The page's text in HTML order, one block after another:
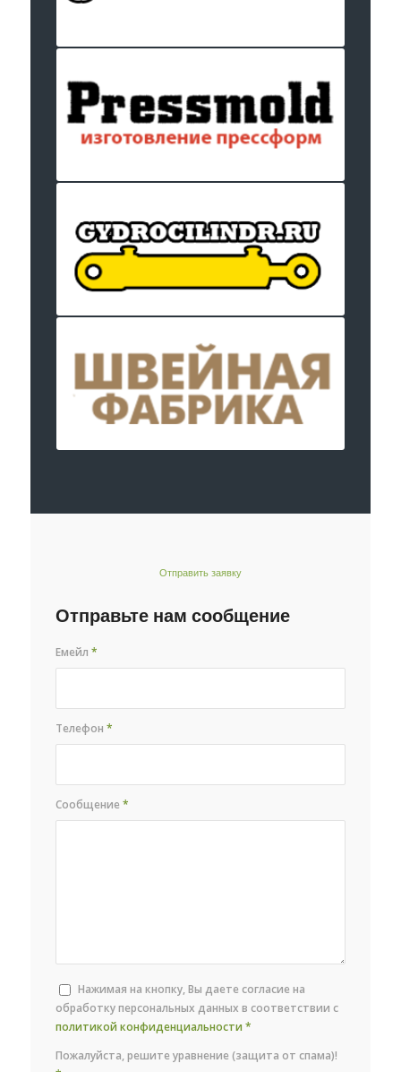
Отправить заявку
Отправьте нам сообщение
Емейл*
Телефон*
Сообщение*
Нажимая на кнопку, Вы даете согласие на
обработку персональных данных в соответствии с
политикой конфиденциальности *
Пожалуйста, решите уравнение (защита от спама)!